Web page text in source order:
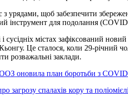
урядами, щоб забезпечити
інструмент для подолання
і сусідніх містах зафіксований
Це сталося, коли 29-річний
розважальні заклади.
оновила план боротьби з
загрозу спалахів кору та